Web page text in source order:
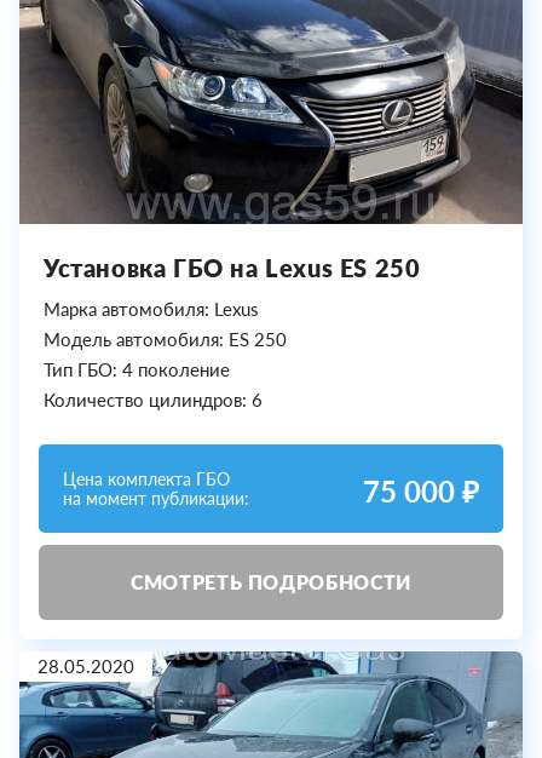
Установка ГБО на Lexus ES 250
Марка автомобиля: Lexus
Модель автомобиля: ES 250
Тип ГБО: 4 поколение
Количество цилиндров: 6
Цена комплекта ГБО
на момент публикации:
75 000 ₽
СМОТРЕТЬ ПОДРОБНОСТИ
28.05.2020